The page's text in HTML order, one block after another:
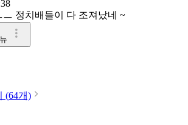
ㅡ 정치배들이 다 조져났네 ~
(64개)